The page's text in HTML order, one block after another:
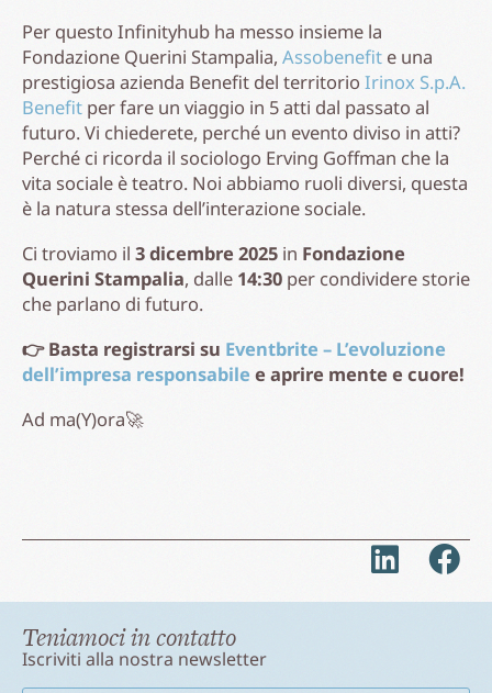
Per questo Infinityhub ha messo insieme la
Fondazione Querini Stampalia, Assobenefit e una
prestigiosa azienda Benefit del territorio Irinox S.p.A.
Benefit per fare un viaggio in 5 atti dal passato al
futuro. Vi chiederete, perché un evento diviso in atti?
Perché ci ricorda il sociologo Erving Goffman che la
vita sociale è teatro. Noi abbiamo ruoli diversi, questa
è la natura stessa dell’interazione sociale.
Ci troviamo il 3 dicembre 2025 in Fondazione
Querini Stampalia, dalle 14:30 per condividere storie
che parlano di futuro.
👉 Basta registrarsi su Eventbrite – L’evoluzione
dell’impresa responsabile e aprire mente e cuore!
Ad ma(Y)ora🚀
Teniamoci in contatto
Iscriviti alla nostra newsletter